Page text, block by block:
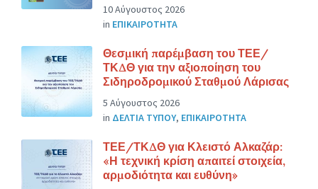
10 Αύγουστος 2026
in ΕΠΙΚΑΙΡΟΤΗΤΑ
Θεσμική παρέμβαση του ΤΕΕ/
ΤΚΔΘ για την αξιοποίηση του
Σιδηροδρομικού Σταθμού Λάρισας
5 Αύγουστος 2026
in ΔΕΛΤΙΑ ΤΥΠΟΥ, ΕΠΙΚΑΙΡΟΤΗΤΑ
ΤΕΕ/ΤΚΔΘ για Κλειστό Αλκαζάρ:
«Η τεχνική κρίση απαιτεί στοιχεία,
αρμοδιότητα και ευθύνη»